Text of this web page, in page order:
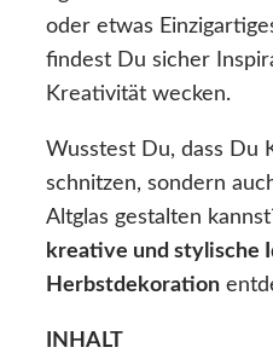
oder etwas
findest Du sicher
Kreativität wecken.
Wusstest Du, dass Du
schnitzen, sondern
Altglas gestalten
kreative und stylische
Herbstdekoration
INHALT